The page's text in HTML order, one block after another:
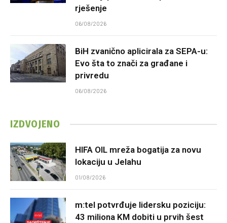
rješenje
06/08/2026
BiH zvanično aplicirala za SEPA-u:
Evo šta to znači za građane i
privredu
06/08/2026
IZDVOJENO
HIFA OIL mreža bogatija za novu
lokaciju u Jelahu
01/08/2026
m:tel potvrđuje lidersku poziciju:
43 miliona KM dobiti u prvih šest